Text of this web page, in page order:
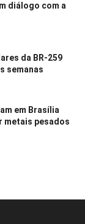
diálogo com a
da BR-259
semanas
em Brasília
metais pesados